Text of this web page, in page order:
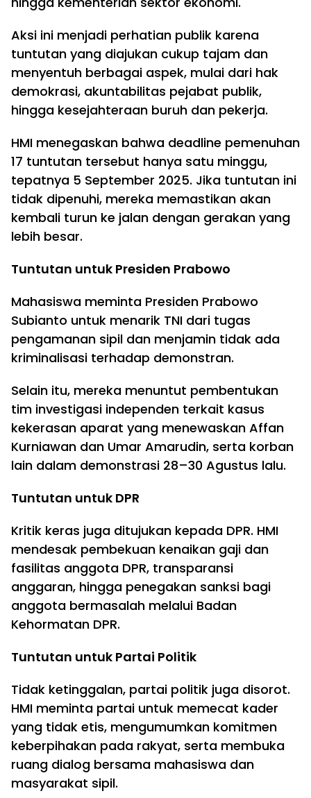
Aksi ini menjadi perhatian publik karena
tuntutan yang diajukan cukup tajam dan
menyentuh berbagai aspek, mulai dari hak
demokrasi, akuntabilitas pejabat publik,
hingga kesejahteraan buruh dan pekerja.
HMI menegaskan bahwa deadline pemenuhan
17 tuntutan tersebut hanya satu minggu,
tepatnya 5 September 2025. Jika tuntutan ini
tidak dipenuhi, mereka memastikan akan
kembali turun ke jalan dengan gerakan yang
lebih besar.
Tuntutan untuk Presiden Prabowo
Mahasiswa meminta Presiden Prabowo
Subianto untuk menarik TNI dari tugas
pengamanan sipil dan menjamin tidak ada
kriminalisasi terhadap demonstran.
Selain itu, mereka menuntut pembentukan
tim investigasi independen terkait kasus
kekerasan aparat yang menewaskan Affan
Kurniawan dan Umar Amarudin, serta korban
lain dalam demonstrasi 28–30 Agustus lalu.
Tuntutan untuk DPR
Kritik keras juga ditujukan kepada DPR. HMI
mendesak pembekuan kenaikan gaji dan
fasilitas anggota DPR, transparansi
anggaran, hingga penegakan sanksi bagi
anggota bermasalah melalui Badan
Kehormatan DPR.
Tuntutan untuk Partai Politik
Tidak ketinggalan, partai politik juga disorot.
HMI meminta partai untuk memecat kader
yang tidak etis, mengumumkan komitmen
keberpihakan pada rakyat, serta membuka
ruang dialog bersama mahasiswa dan
masyarakat sipil.